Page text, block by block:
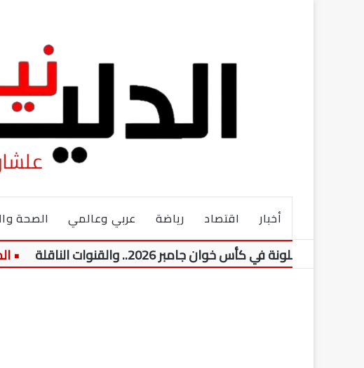
أخبار اقتصاد رياضة عربي وعالمي الصحة
في كأس خوان جامبر 2026.. والقنوات الناقلة